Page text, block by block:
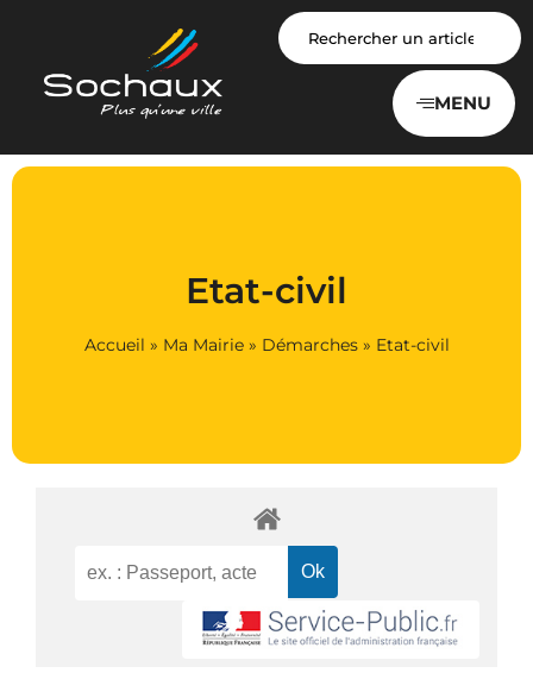
MENU
Etat-civil
Accueil » Ma Mairie» Démarches» Etat-civil
Panneau de gestion des cookies